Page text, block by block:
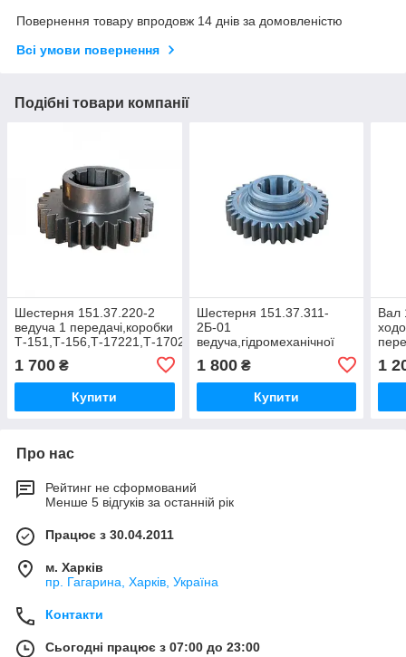
Повернення товару впродовж 14 днів за домовленістю
Всі умови повернення
Подібні товари компанії
Шестерня 151.37.220-2
ведуча 1 передачі,коробки
Т-151,Т-156,Т-17221,Т-17021.ХТЗ-16331
1 700 ₴
Купити
Шестерня 151.37.311-
2Б-01
ведуча,гідромеханічної
Т-151к,Т-156,Т-17221,Т-17021,Т-
1 800₴
Купити
Вал
1
Про нас
Рейтинг не сформований
Менше 5 відгуків за останній рік
Працює з 30.04.2011
м. Харків
пр. Гагарина, Харків, Україна
Контакти
Сьогодні працює з 07:00 до 23:00